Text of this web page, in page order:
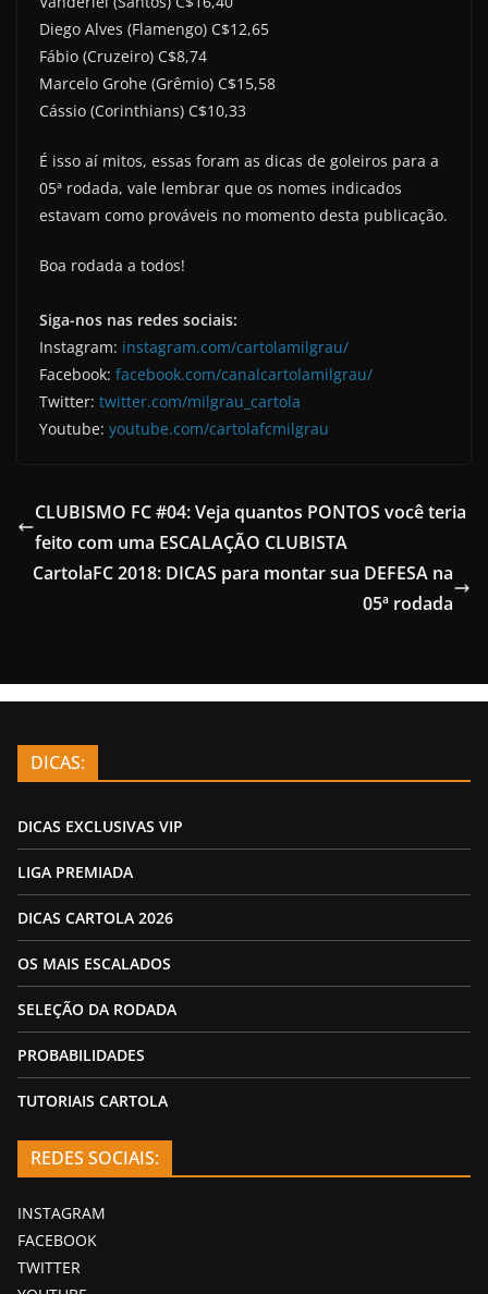
Diego Alves (Flamengo) C$12,65
Fábio (Cruzeiro) C$8,74
Marcelo Grohe (Grêmio) C$15,58
Cássio (Corinthians) C$10,33
É isso aí mitos, essas foram as dicas de goleiros para a
05ª rodada, vale lembrar que os nomes indicados
estavam como prováveis no momento desta publicação.
Boa rodada a todos!
Siga-nos nas redes sociais:
Instagram: instagram.com/cartolamilgrau/
Facebook: facebook.com/canalcartolamilgrau/
Twitter: twitter.com/milgrau_cartola
Youtube: youtube.com/cartolafcmilgrau
CLUBISMO FC #04: Veja quantos PONTOS você teria
feito com uma ESCALAÇÃO CLUBISTA
CartolaFC 2018: DICAS para montar sua DEFESA na
05ª rodada
DICAS:
DICAS EXCLUSIVAS VIP
LIGA PREMIADA
DICAS CARTOLA 2026
OS MAIS ESCALADOS
SELEÇÃO DA RODADA
PROBABILIDADES
TUTORIAIS CARTOLA
REDES SOCIAIS:
INSTAGRAM
FACEBOOK
TWITTER